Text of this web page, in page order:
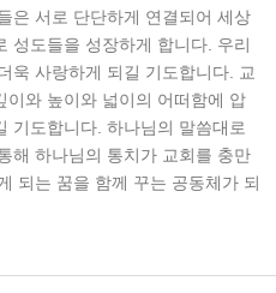
은 서로 단단하게 연결되어 세상
성도들을 성장하게 합니다. 우리
욱 사랑하게 되길 기도합니다. 교
이와 높이와 넓이의 어떠함에 압
기도합니다. 하나님의 말씀대로
해 하나님의 통치가 교회를 충만
되는 꿈을 함께 꾸는 공동체가 되